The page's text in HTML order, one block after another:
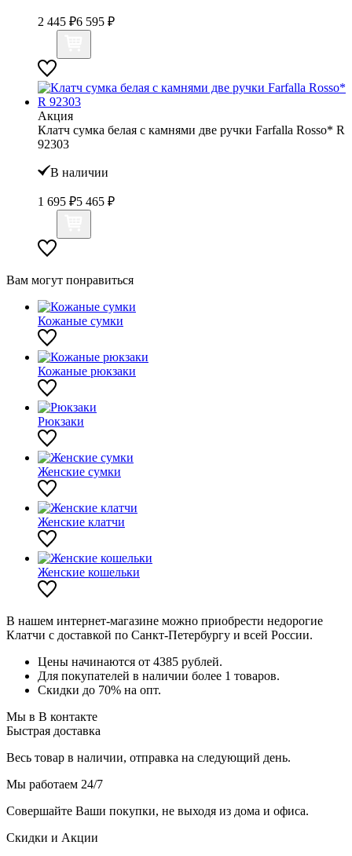
2 445 ₽6 595 ₽
Акция
Клатч сумка белая с камнями две ручки Farfalla Rosso* R
92303
В наличии
1 695 ₽5 465 ₽
Вам могут понравиться
Кожаные сумки
Кожаные рюкзаки
Рюкзаки
Женские сумки
Женские клатчи
Женские кошельки
В нашем интернет-магазине можно приобрести недорогие
Клатчи с доставкой по Санкт-Петербургу и всей России.
Цены начинаются от 4385 рублей.
Для покупателей в наличии более 1 товаров.
Скидки до 70% на опт.
Мы в В контакте
Быстрая доставка
Весь товар в наличии, отправка на следующий день.
Мы работаем 24/7
Совершайте Ваши покупки, не выходя из дома и офиса.
Скидки и Акции